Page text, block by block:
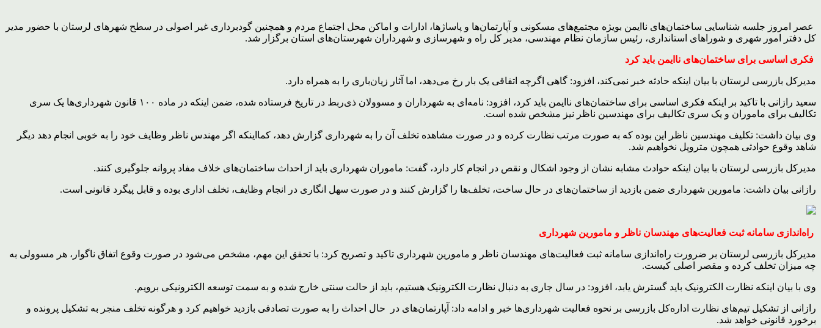
عصر امروز جلسه شناسایی ساختمان‌های ناایمن بویژه مجتمع‌های مسکونی و آپارتمان‌ها و پاساژها، ادارات و اماکن محل اجتماع مردم و همچنین گودبرداری غیر اصولی در سطح شهرهای لرستان با حضور مدیر
کل دفتر امور شهری و شوراهای استانداری، رئیس سازمان نظام مهندسی، مدیر کل راه و شهرسازی و شهرداران شهرستان‌های استان برگزار شد.
فکری اساسی برای ساختمان‌های ناایمن باید کرد
مدیرکل بازرسی لرستان با بیان اینکه حادثه خبر نمی‌کند، افزود: گاهی اگرچه اتفاقی یک بار رخ می‌دهد، اما آثار زیان‌باری را به همراه دارد.
سعید رازانی با تاکید بر اینکه فکری اساسی برای ساختمان‌های ناایمن باید کرد، افزود: نامه‌ای به شهرداران و مسوولان ذی‌ربط در تاریخ فرستاده شده، ضمن اینکه در ماده ۱۰۰ قانون شهرداری‌ها یک سری
تکالیف برای ماموران و یک سری تکالیف برای مهندسین ناظر نیز مشخص شده است.
وی بیان داشت: تکلیف مهندسین ناظر این بوده که به صورت مرتب نظارت کرده و در صورت مشاهده تخلف آن را به شهرداری گزارش دهد، کمااینکه اگر مهندس ناظر وظایف خود را به خوبی انجام دهد دیگر
شاهد وقوع حوادثی همچون متروپل نخواهیم شد.
مدیرکل بازرسی لرستان با بیان اینکه حوادث مشابه نشان از وجود اشکال و نقص در انجام کار دارد، گفت: ماموران شهرداری باید از احداث ساختمان‌های خلاف مفاد پروانه جلوگیری کنند.
رازانی بیان داشت: مامورین شهرداری ضمن بازدید از ساختمان‌های در حال ساخت، تخلف‌ها را گزارش کنند و در صورت سهل انگاری در انجام وظایف، تخلف اداری بوده و قابل پیگرد قانونی است.
راه‌اندازی سامانه ثبت فعالیت‌های مهندسان ناظر و مامورین شهرداری
مدیرکل بازرسی لرستان بر ضرورت راه‌اندازی سامانه ثبت فعالیت‌های مهندسان ناظر و مامورین شهرداری تاکید و تصریح کرد: با تحقق این مهم، مشخص می‌شود در صورت وقوع اتفاق ناگوار، هر مسوولی به
چه میزان تخلف کرده و مقصر اصلی کیست.
وی با بیان اینکه نظارت الکترونیک باید گسترش یابد، افزود: در سال جاری به دنبال نظارت الکترونیک هستیم، باید از حالت سنتی خارج شده و به سمت توسعه الکترونیکی برویم.
رازانی از تشکیل تیم‌های نظارت اداره‌کل بازرسی بر نحوه فعالیت شهرداری‌ها خبر و ادامه داد: آپارتمان‌های در حال احداث را به صورت تصادفی بازدید خواهیم کرد و هرگونه تخلف منجر به تشکیل پرونده و
برخورد قانونی خواهد شد.